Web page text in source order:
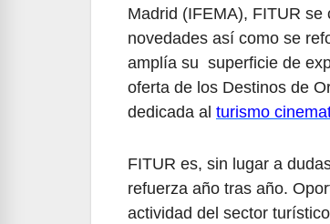
Madrid (IFEMA), FITUR
novedades así como se
amplía su superficie de
oferta de los Destinos de
dedicada al turismo
FITUR es, sin lugar a
refuerza año tras año.
actividad del sector